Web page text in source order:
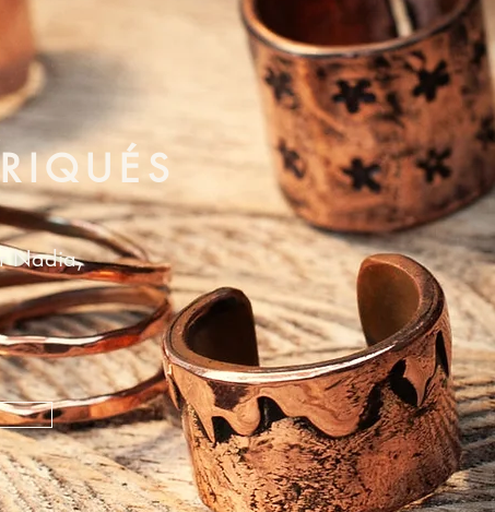
Nadia,